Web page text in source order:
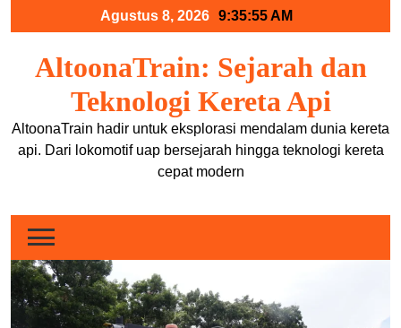
Agustus 8, 2026 9:35:55 AM
AltoonaTrain: Sejarah dan
Teknologi Kereta Api
AltoonaTrain hadir untuk eksplorasi mendalam dunia kereta
api. Dari lokomotif uap bersejarah hingga teknologi kereta
cepat modern